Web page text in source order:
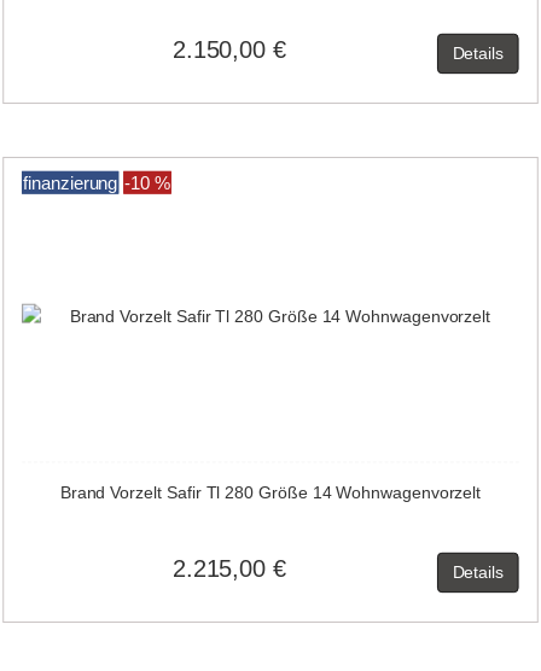
2.150,00 € Details
finanzierung -10 %
Brand Vorzelt Safir Tl 280 Größe 14 Wohnwagenvorzelt
2.215,00 € Details